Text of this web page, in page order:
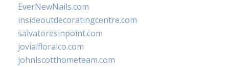
EverNewNails.com
insideoutdecoratingcentre.com
salvatoresinpoint.com
jovialfloralco.com
johnlscotthometeam.com